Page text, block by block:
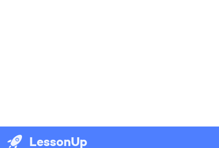
LessonUp